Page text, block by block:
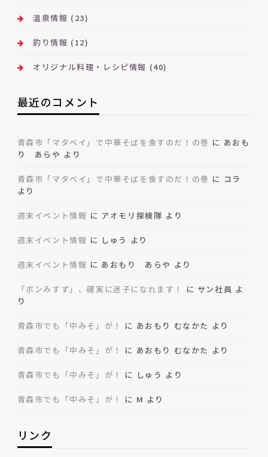
温泉情報 (23)
釣り情報 (12)
オリジナル料理・レシピ情報 (40)
最近のコメント
青森市「マタベイ」で中華そばを食すのだ！の巻 に あおも
り あらや より
青森市「マタベイ」で中華そばを食すのだ！の巻 に コラ
より
週末イベント情報 に アオモリ探検隊 より
週末イベント情報 に しゅう より
週末イベント情報 に あおもり あらや より
「ボンみすず」、確実に迷子になれます！ に サン社員 よ
り
青森市でも「中みそ」が！ に あおもり むなかた より
青森市でも「中みそ」が！ に あおもり むなかた より
青森市でも「中みそ」が！ に しゅう より
青森市でも「中みそ」が！ に M より
リンク